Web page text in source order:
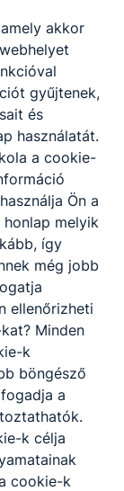
akkor
gyűjtenek,
és
használatát.
a cookie-
Ön a
melyik
így
még jobb
ellenőrizheti
Minden
k
böngésző
a
k célja
cookie-k